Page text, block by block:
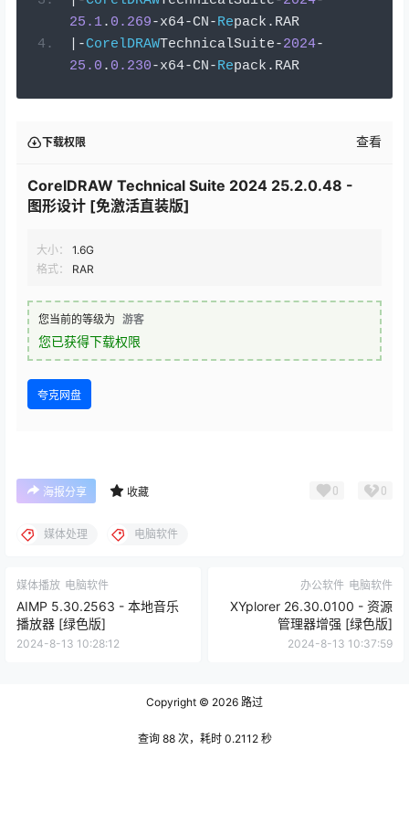
25.1. 0.269-x64-CN-Reрack . RAR
|-CorelDRAWТechniсаlSuitе-2024-
25.0 . 0.230-x64-CN-Reрack . RAR
下载权限 查看
CorelDRAW Technical Suite 2024 25.2.0.48 -
图形设计 [免激活直装版]
大小：
1.6G
格式：
RAR
您当前的等级为 游客
您已获得下载权限
夸克网盘
海报分享 收藏 0 0
媒体处理 电脑软件
媒体播放 电脑软件
AIMP 5.30.2563 - 本地音乐
播放器 [绿色版]
2024-8-13 10:28:12
办公软件 电脑软件
XYplorer 26.30.0100 - 资源
管理器增强 [绿色版]
2024-8-13 10:37:59
Copyright © 2026 路过
查询 88 次，耗时 0.2112 秒